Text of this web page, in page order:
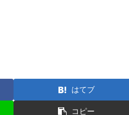
はてブ
コピー